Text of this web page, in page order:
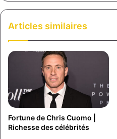
Articles similaires
Fortune de Chris Cuomo |
Richesse des célébrités